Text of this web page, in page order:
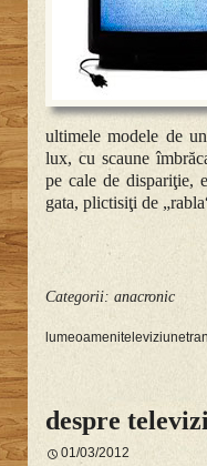
ultimele modele de
lux, cu scaune
pe cale de dispariţie,
gata, plictisiţi de
Categorii:anacronic
lumeoameniteleviziune
despre
01/03/2012